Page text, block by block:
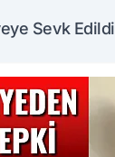
Sevk Edildi